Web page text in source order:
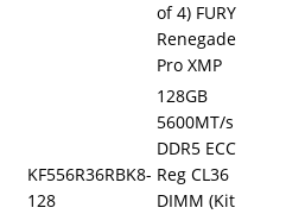
of 4) FURY
Renegade
Pro XMP
KF556R36RBK8-
128
128GB
5600MT/s
DDR5 ECC
Reg CL36
DIMM (Kit